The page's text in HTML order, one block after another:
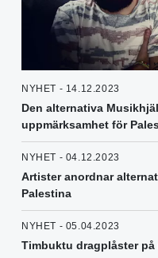
NYHET - 14.12.2023
Den alternativa
uppmärksamhet för
NYHET - 04.12.2023
Artister anordnar
Palestina
NYHET - 05.04.2023
Timbuktu dragplåster